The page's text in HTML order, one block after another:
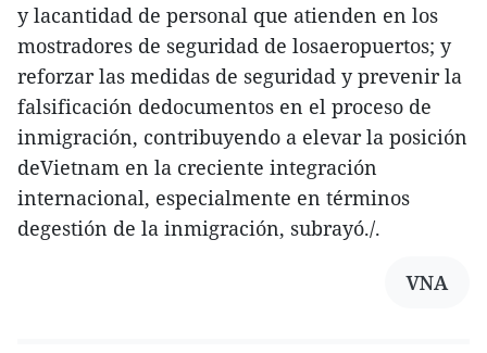
y lacantidad de personal que atienden en los
mostradores de seguridad de losaeropuertos; y
reforzar las medidas de seguridad y prevenir la
falsificación dedocumentos en el proceso de
inmigración, contribuyendo a elevar la posición
deVietnam en la creciente integración
internacional, especialmente en términos
degestión de la inmigración, subrayó./.
VNA